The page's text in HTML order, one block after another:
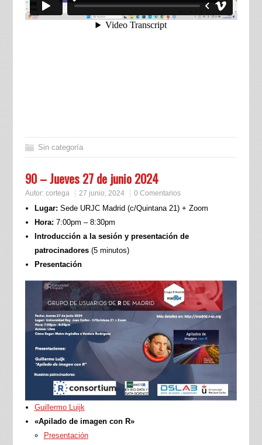
Sin categoría
90 – Jueves 27 de junio 2024
Autor: cortega 27 junio, 2024 0 Comentarios
Lugar: Sede URJC Madrid (c/Quintana 21) + Zoom
Hora: 7:00pm – 8:30pm
Introducción a la sesión y presentación de
patrocinadores(5 minutos)
Presentación
Guillermo Luijk
«Apilado de imagen con R»
Presentación